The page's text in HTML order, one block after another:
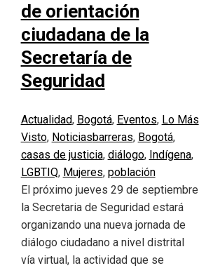
de orientación
ciudadana de la
Secretaría de
Seguridad
Actualidad, Bogotá, Eventos, Lo Más
Visto, Noticiasbarreras, Bogotá,
casas de justicia, diálogo, Indígena,
LGBTIQ, Mujeres, población
El próximo jueves 29 de septiembre
la Secretaria de Seguridad estará
organizando una nueva jornada de
diálogo ciudadano a nivel distrital
vía virtual, la actividad que se